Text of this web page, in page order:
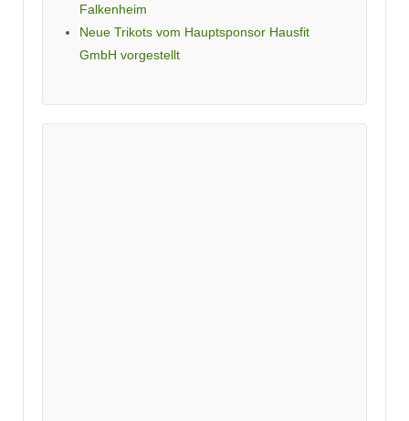
Falkenheim
Neue Trikots vom Hauptsponsor Hausfit
GmbH vorgestellt